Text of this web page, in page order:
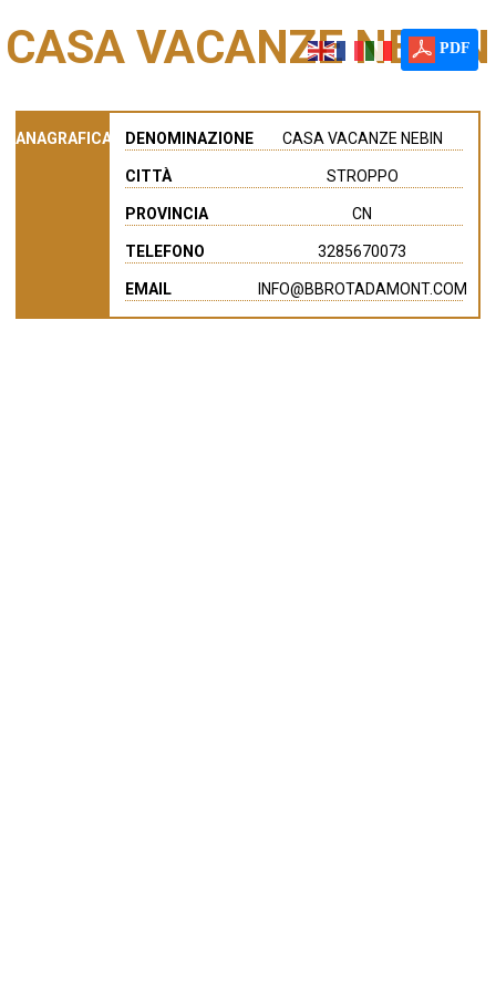
PDF
CASA VACANZE NEBIN
ANAGRAFICA DENOMINAZIONE CASA VACANZE NEBIN
CITTÀ STROPPO
PROVINCIA CN
TELEFONO 3285670073
EMAIL INFO@BBROTADAMONT.COM